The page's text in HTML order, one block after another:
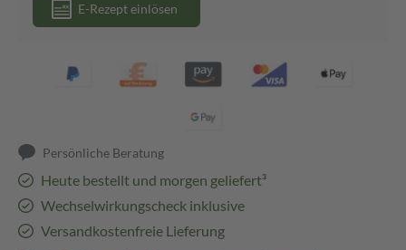
E-Rezept einlösen
Persönliche Beratung
Heute bestellt und morgen geliefert³
Wechselwirkungscheck inklusive
Versandkostenfreie Lieferung